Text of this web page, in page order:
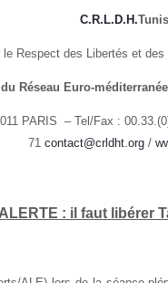
C.R.L.D.H.
le Respect des Libertés et des
Réseau Euro-
PARIS – Tel/Fax :
71 contact@crldht.org/
: il faut libérer